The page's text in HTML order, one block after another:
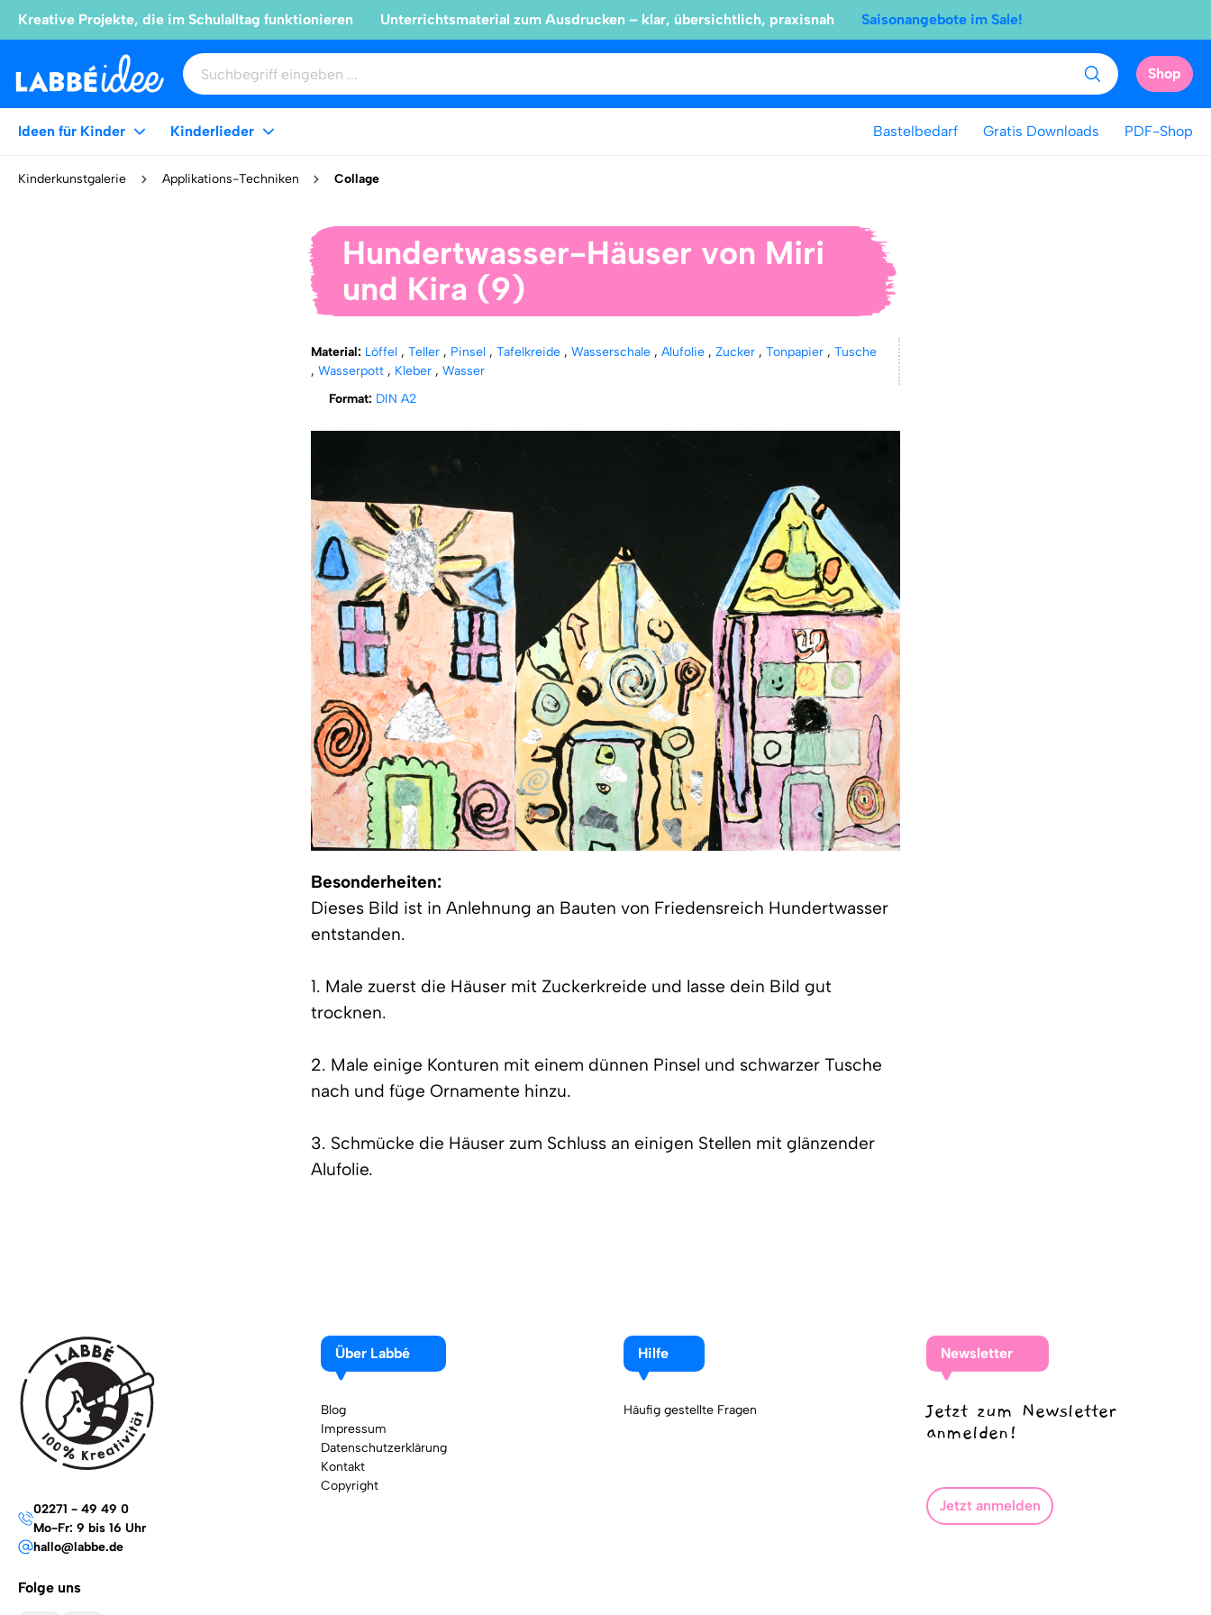
Kreative Projekte, die im Schulalltag funktionieren Unterrichtsmaterial zum Ausdrucken – klar, übersichtlich, praxisnah Saisonangebote im Sale!
Shop
Ideen für Kinder Kinderlieder Bastelbedarf Gratis Downloads PDF-Shop
Kinderkunstgalerie Applikations-Techniken Collage
Hundertwasser-Häuser von Miri
und Kira (9)
Material: Löffel ,Teller , Pinsel ,Tafelkreide ,Wasserschale ,Alufolie ,Zucker ,Tonpapier ,Tusche
,Wasserpott , Kleber ,Wasser
Format: DIN A2
Besonderheiten:
Dieses Bild ist in Anlehnung an Bauten von Friedensreich Hundertwasser
entstanden.
1. Male zuerst die Häuser mit Zuckerkreide und lasse dein Bild gut
trocknen.
2. Male einige Konturen mit einem dünnen Pinsel und schwarzer Tusche
nach und füge Ornamente hinzu.
3. Schmücke die Häuser zum Schluss an einigen Stellen mit glänzender
Alufolie.
02271 - 49 49 0
Mo-Fr: 9 bis 16 Uhr
hallo@labbe.de
Folge uns
Über Labbé
Blog
Impressum
Datenschutzerklärung
Kontakt
Copyright
Hilfe
Häufig gestellte Fragen
Newsletter
Jetzt zum Newsletter
anmelden!
Jetzt anmelden